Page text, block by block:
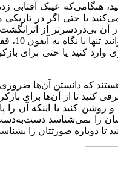
عینک آفتابی
یا حتی اگر در
آن بی‌دردسرتر از
اتفاق
کنید یا حتی برای
کنید تا از آن‌ها برای
کنید یا اینکه آن را
10 بین افراد زیادی که چهره‌شان
تا دوباره صورتتان را